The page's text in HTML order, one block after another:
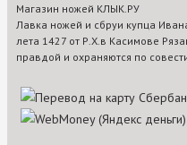
Магазин ножей КЛЫК.РУ
Лавка ножей и сбруи купца
лета 1427 от Р.Х.в Касимове
правдой и охраняются по